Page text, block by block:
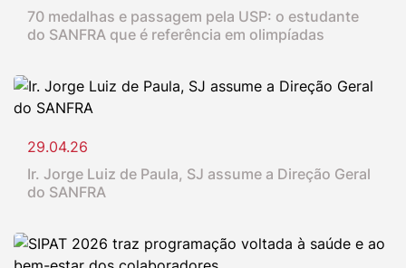
70 medalhas e passagem pela USP: o estudante
do SANFRA que é referência em olimpíadas
29.04.26
Ir. Jorge Luiz de Paula, SJ assume a Direção Geral
do SANFRA